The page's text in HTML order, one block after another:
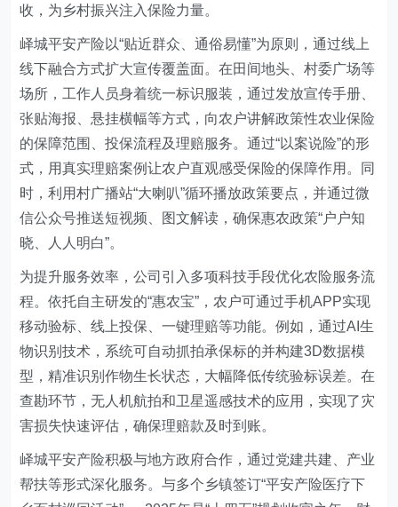
收，为乡村振兴注入保险力量。
峄城平安产险 以“贴近群众、通俗易懂”为原则，通过线上
线下融合方式扩大宣传覆盖面。在田间地头、村委广场等
场所，工作人员身着统一标识服装，通过发放宣传手册、
张贴海报、悬挂横幅等方式，向农户讲解政策性农业保险
的保障范围、投保流程及理赔服务。通过“以案说险”的形
式，用真实理赔案例让农户直观感受保险的保障作用。同
时，利用村广播站“大喇叭”循环播放政策要点，并通过微
信公众号推送短视频、图文解读，确保惠农政策“户户知
晓、人人明白”。
为提升服务效率，公司引入多项科技手段优化农险服务流
程。依托自主研发的“惠农宝”，农户可通过手机APP实现
移动验标、线上投保、一键理赔等功能。例如，通过AI生
物识别技术，系统可自动抓拍承保标的并构建3D数据模
型，精准识别作物生长状态，大幅降低传统验标误差。在
查勘环节，无人机航拍和卫星遥感技术的应用，实现了灾
害损失快速评估，确保理赔款及时到账。
峄城平安产险积极与地方政府合作，通过党建共建、产业
帮扶等形式深化服务。与多个乡镇签订“平安产险医疗下